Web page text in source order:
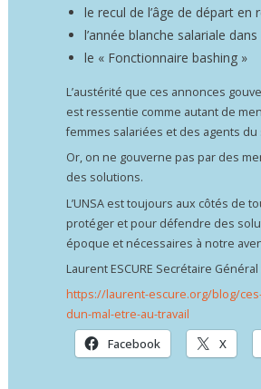
le recul de l’âge de départ en
l’année blanche salariale
le « Fonctionnaire bashing »
L’austérité que ces annonces
est ressentie comme autant de
femmes salariées et des agents du
Or, on ne gouverne pas par des
des solutions.
L’UNSA est toujours aux côtés de
protéger et pour défendre des
époque et nécessaires à notre
Laurent ESCURE Secrétaire Général
https://laurent-escure.org/blog/
dun-mal-etre-au-travail
Facebook X